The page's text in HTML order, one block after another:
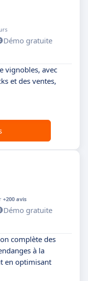
Démo gratuite
vignobles, avec
et des ventes,
+200 avis
Démo gratuite
complète des
à la
en optimisant